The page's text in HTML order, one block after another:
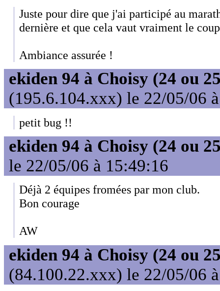
Juste pour dire que j'ai participé au
dernière et que cela vaut vraiment le
Ambiance assurée !
ekiden 94 à Choisy (24 ou
(195.6.104.xxx) le 22/05/06
petit bug !!
ekiden 94 à Choisy (24 ou
le 22/05/06 à 15:49:16
Déjà 2 équipes fromées par mon club.
Bon courage
AW
ekiden 94 à Choisy (24 ou
(84.100.22.xxx) le 22/05/06